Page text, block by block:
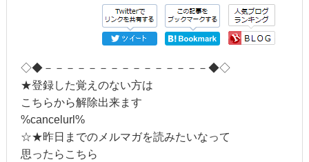
◇◆－－－－－－－－－－－－－－－◆◇
★登録した覚えのない方は
こちらから解除出来ます
%cancelurl%
☆★昨日までのメルマガを読みたいなって
思ったらこちら